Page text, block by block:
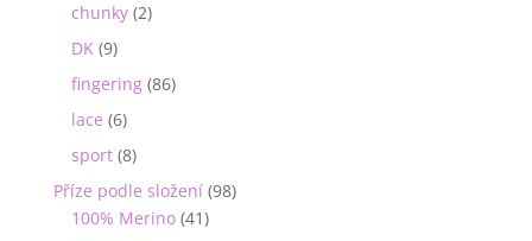
chunky (2)
DK (9)
fingering (86)
lace (6)
sport (8)
Příze podle složení (98)
100% Merino (41)